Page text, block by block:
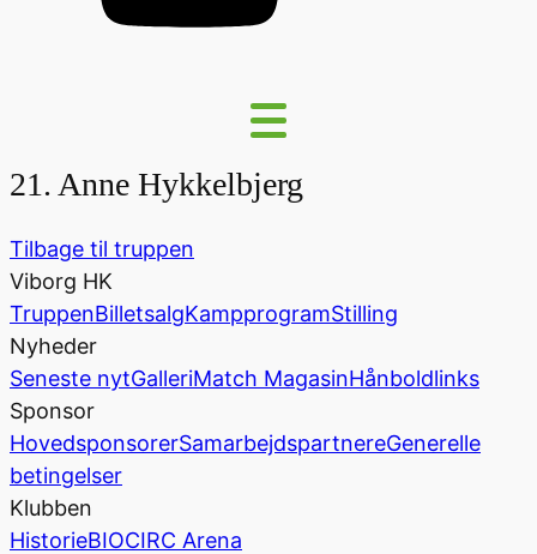
21. Anne Hykkelbjerg
Tilbage til truppen
Viborg HK
TruppenBilletsalgKampprogramStilling
Nyheder
Seneste nytGalleriMatch MagasinHånboldlinks
Sponsor
HovedsponsorerSamarbejdspartnereGenerelle
betingelser
Klubben
HistorieBIOCIRC Arena